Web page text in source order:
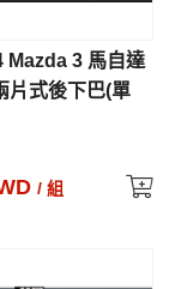
Mazda 3 馬自達
片式後下巴(單
/ 組